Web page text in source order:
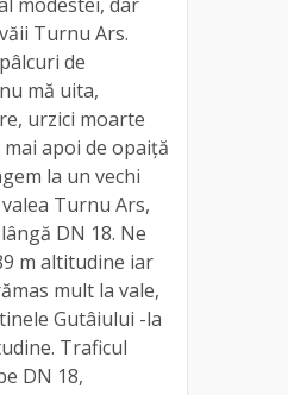
Turnu Ars.
de
mă uita,
urzici moarte
apoi de opaiță
la un vechi
Turnu Ars,
DN 18. Ne
m altitudine iar
mult la vale,
Gutâiului -la
Traficul
DN 18,